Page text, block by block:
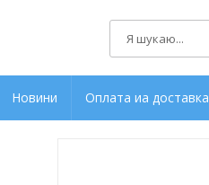
Новини Оплата иа доставка